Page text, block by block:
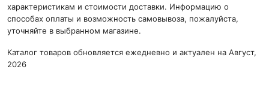
характеристикам и стоимости доставки. Информацию о
способах оплаты и возможность самовывоза, пожалуйста,
уточняйте в выбранном магазине.
Каталог товаров обновляется ежедневно и актуален на Август,
2026